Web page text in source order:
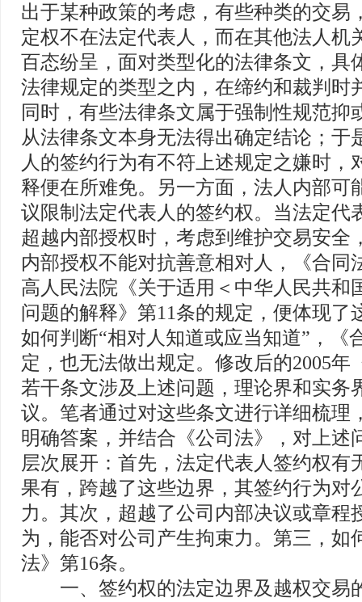
出于某种政策的考虑，有些种类的交易
定权不在法定代表人，而在其他法人机
百态纷呈，面对类型化的法律条文，具
法律规定的类型之内，在缔约和裁判时
同时，有些法律条文属于强制性规范抑
从法律条文本身无法得出确定结论；于
人的签约行为有不符上述规定之嫌时，
释便在所难免。另一方面，法人内部可
议限制法定代表人的签约权。当法定代
超越内部授权时，考虑到维护交易安全
内部授权不能对抗善意相对人，《合同
高人民法院《关于适用＜中华人民共和
问题的解释》第11条的规定，便体现
如何判断“相对人知道或应当知道”，《
定，也无法做出规定。修改后的2005年
若干条文涉及上述问题，理论界和实务
议。笔者通过对这些条文进行详细梳理
明确答案，并结合《公司法》，对上述
层次展开：首先，法定代表人签约权有
果有，跨越了这些边界，其签约行为对
力。其次，超越了公司内部决议或章程
为，能否对公司产生拘束力。第三，如
法》第16条。
一、签约权的法定边界及越权交易